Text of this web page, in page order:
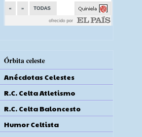
Órbita celeste
Anécdotas Celestes
R.C. Celta Atletismo
R.C. Celta Baloncesto
Humor Celtista